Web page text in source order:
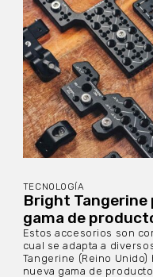
TECNOLOGÍA
Bright Tangerine
gama de
Estos accesorios son
cual se adapta a
Tangerine (Reino
nueva gama de